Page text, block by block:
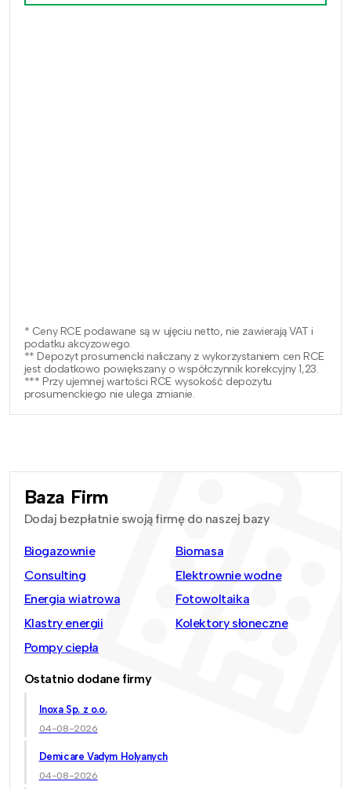
* Ceny RCE podawane są w ujęciu netto, nie zawierają VAT i
podatku akcyzowego.
** Depozyt prosumencki naliczany z wykorzystaniem cen RCE
jest dodatkowo powiększany o współczynnik korekcyjny 1,23.
*** Przy ujemnej wartości RCE wysokość depozytu
prosumenckiego nie ulega zmianie.
Baza Firm
Dodaj bezpłatnie swoją firmę do naszej bazy
Biogazownie
Biomasa
Consulting
Elektrownie wodne
Energia wiatrowa
Fotowoltaika
Klastry energii
Kolektory słoneczne
Pompy ciepła
Ostatnio dodane firmy
Inoxa Sp. z o.o.
04-08-2026
Demicare Vadym Holyanych
04-08-2026